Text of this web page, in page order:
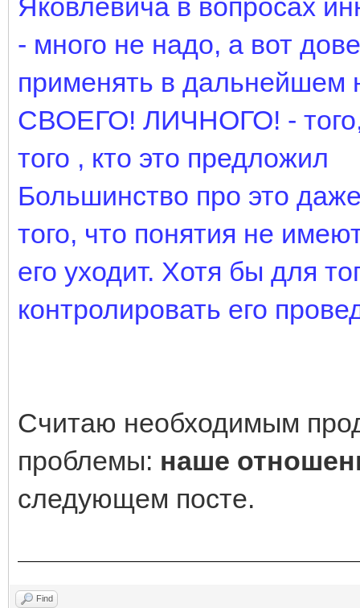
Яковлевича в вопросах
- много не надо, а вот
применять в дальнейшем
СВОЕГО! ЛИЧНОГО! - того,
того , кто это предложил
Большинство про это
того, что понятия не
его уходит. Хотя бы для
контролировать его
Считаю необходимым
проблемы: наше
следующем посте.
Find